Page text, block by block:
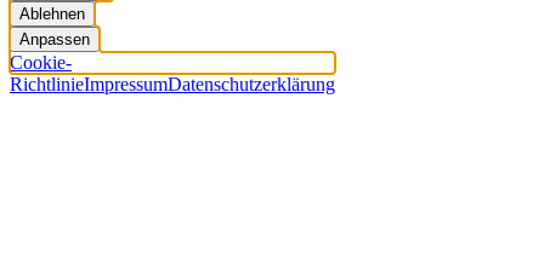
Ablehnen
Anpassen
Cookie-
RichtlinieImpressumDatenschutzerklärung